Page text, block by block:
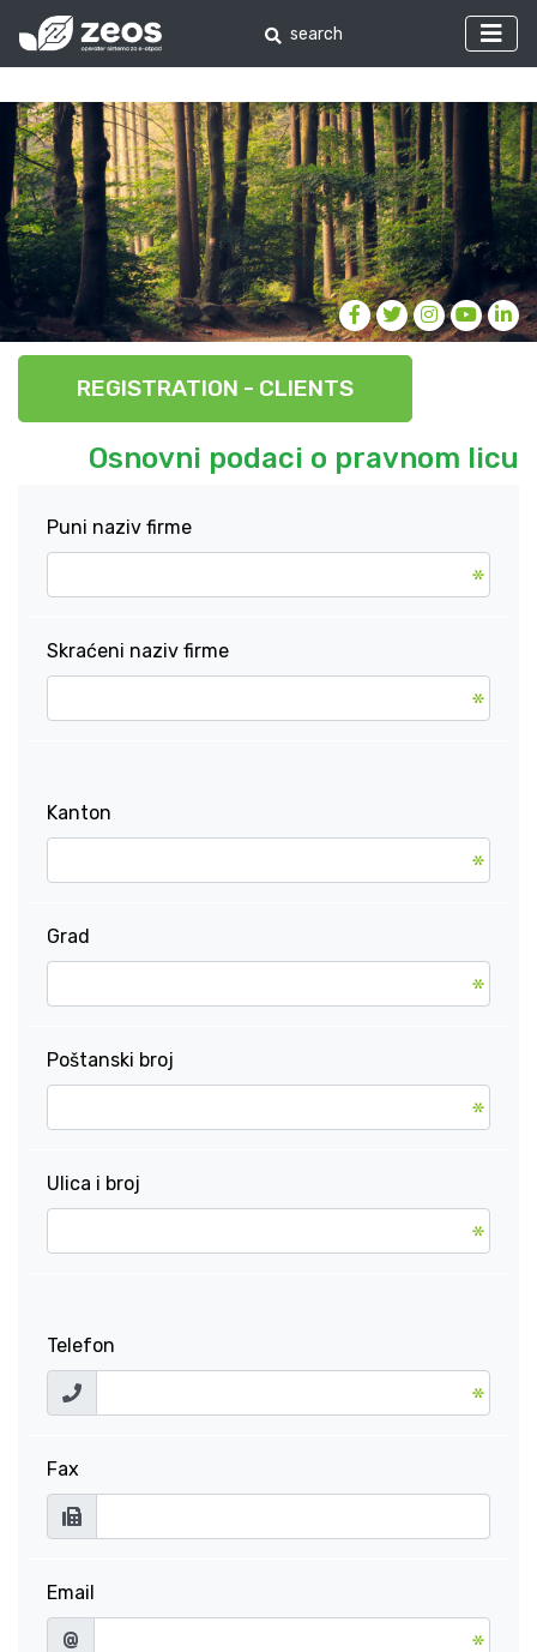
REGISTRATION - CLIENTS
Osnovni podaci o pravnom licu
Puni naziv firme
Skraćeni naziv firme
Kanton
Grad
Poštanski broj
Ulica i broj
Telefon
Fax
Email
@